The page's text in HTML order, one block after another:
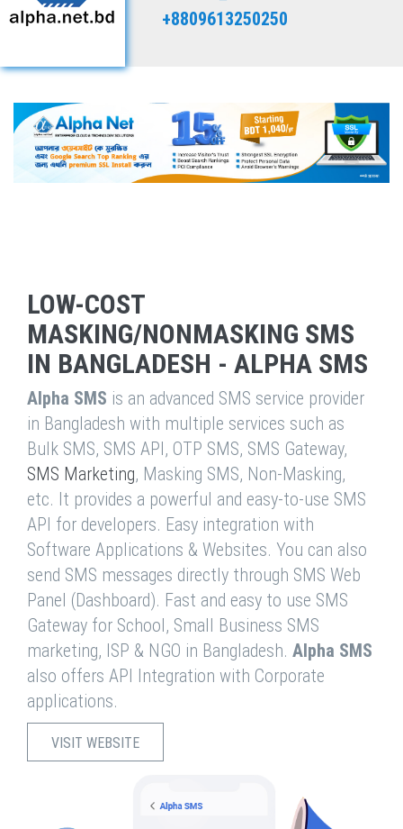
+8809613250250
LOW-COST
MASKING/NONMASKING SMS
IN BANGLADESH - ALPHA SMS
Alpha SMS is an advanced SMS service provider
in Bangladesh with multiple services such as
Bulk SMS, SMS API, OTP SMS, SMS Gateway,
SMS Marketing, Masking SMS, Non-Masking,
etc. It provides a powerful and easy-to-use SMS
API for developers. Easy integration with
Software Applications & Websites. You can also
send SMS messages directly through SMS Web
Panel (Dashboard). Fast and easy to use SMS
Gateway for School, Small Business SMS
marketing, ISP & NGO in Bangladesh. Alpha SMS
also offers API Integration with Corporate
applications.
VISIT WEBSITE